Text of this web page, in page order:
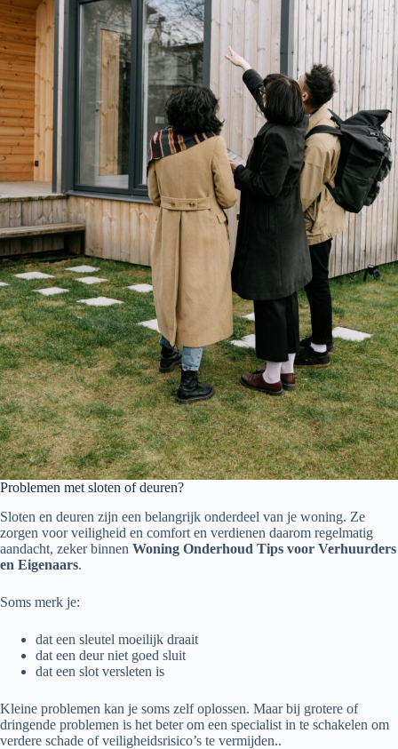
Problemen met sloten of deuren?
Sloten en deuren zijn een belangrijk onderdeel van je woning. Ze
zorgen voor veiligheid en comfort en verdienen daarom regelmatig
aandacht, zeker binnen Woning Onderhoud Tips voor Verhuurders
en Eigenaars.
Soms merk je:
dat een sleutel moeilijk draait
dat een deur niet goed sluit
dat een slot versleten is
Kleine problemen kan je soms zelf oplossen. Maar bij grotere of
dringende problemen is het beter om een specialist in te schakelen om
verdere schade of veiligheidsrisico’s te vermijden..